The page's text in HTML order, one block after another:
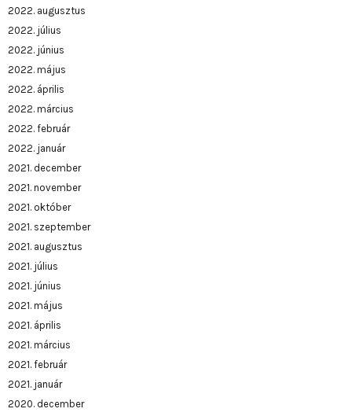
2022. augusztus
2022. július
2022. június
2022. május
2022. április
2022. március
2022. február
2022. január
2021. december
2021. november
2021. október
2021. szeptember
2021. augusztus
2021. július
2021. június
2021. május
2021. április
2021. március
2021. február
2021. január
2020. december